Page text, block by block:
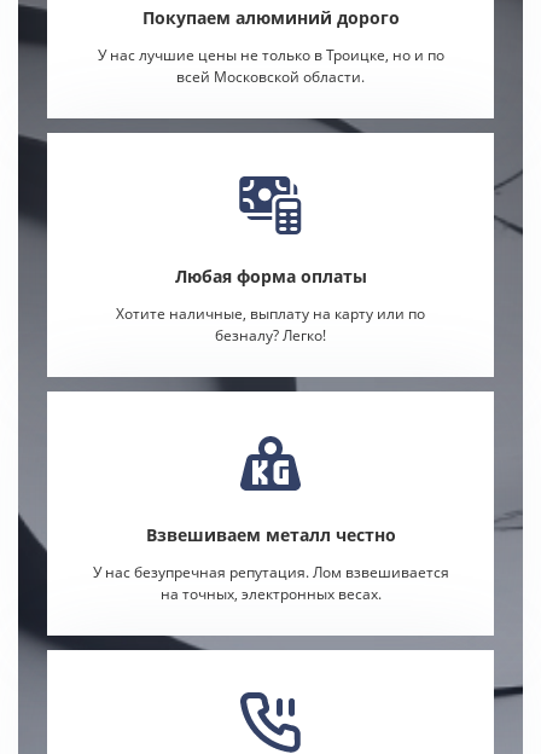
Покупаем алюминий дорого
У нас лучшие цены не только в Троицке, но и по
всей Московской области.
Любая форма оплаты
Хотите наличные, выплату на карту или по
безналу? Легко!
Взвешиваем металл честно
У нас безупречная репутация. Лом взвешивается
на точных, электронных весах.